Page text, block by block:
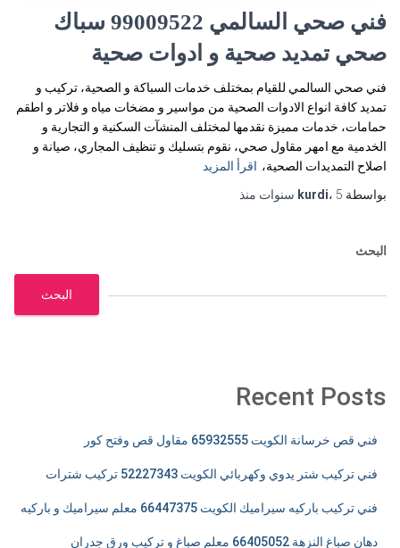
فني صحي السالمي 99009522 سباك
صحي تمديد صحية و ادوات صحية
فني صحي السالمي للقيام بمختلف خدمات السباكة و الصحية، تركيب و
تمديد كافة انواع الادوات الصحية من مواسير و مضخات مياه و فلاتر و اطقم
حمامات، خدمات مميزة نقدمها لمختلف المنشآت السكنية و التجارية و
الخدمية مع امهر مقاول صحي، نقوم بتسليك و تنظيف المجاري، صيانة و
اصلاح التمديدات الصحية، اقرأ المزيد
بواسطة
kurdi، 5 سنوات منذ
البحث
البحث
Recent Posts
فني قص خرسانة الكويت 65932555 مقاول قص وفتح كور
فني تركيب شتر يدوي وكهربائي الكويت 52227343 تركيب شترات
فني تركيب باركيه سيراميك الكويت 66447375 معلم سيراميك و باركيه
دهان صباغ النزهة 66405052 معلم صباغ و تركيب ورق جدران